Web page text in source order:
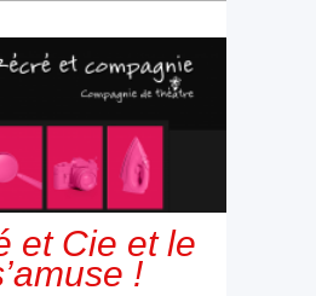
et Cie et le
!